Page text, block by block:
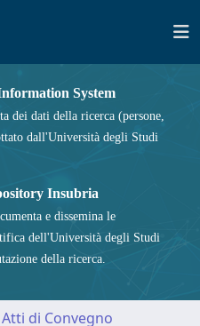
System
dei dati della ricerca (persone,
dall'Università degli Studi
Insubria
e dissemina le
dell'Università degli Studi
della ricerca.
Atti di Convegno